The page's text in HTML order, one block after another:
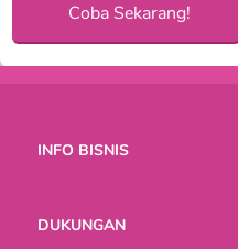
Coba Sekarang!
INFO BISNIS
DUKUNGAN